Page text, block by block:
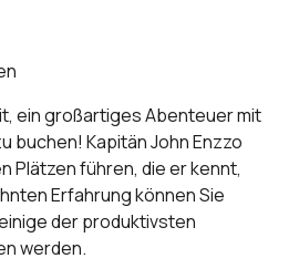
ein großartiges Abenteuer mit
buchen! Kapitän John Enzzo
Plätzen führen, die er kennt,
Erfahrung können Sie
der produktivsten
werden.